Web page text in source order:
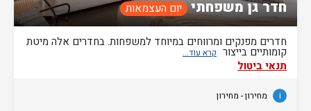
חדר גן משפחתי יום העצמאות
חדרים מפנקים ומרווחים במיוחד למשפחות. בחדרים אלה מיטת
קומותיים בייצור
תנאי ביטול
i מחירון- מחירון